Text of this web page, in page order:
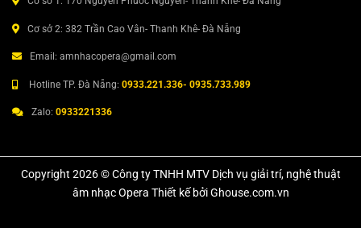
Cơ sở 2: 382 Trần Cao Vân- Thanh Khê- Đà Nẵng
Email: amnhacopera@gmail.com
Hotline TP. Đà Nẵng: 0933.221.336- 0935.733.989
Zalo: 0933221336
Copyright 2026 © Công ty TNHH MTV Dịch vụ giải trí, nghệ thuật
âm nhạc Opera Thiết kế bởi Ghouse.com.vn